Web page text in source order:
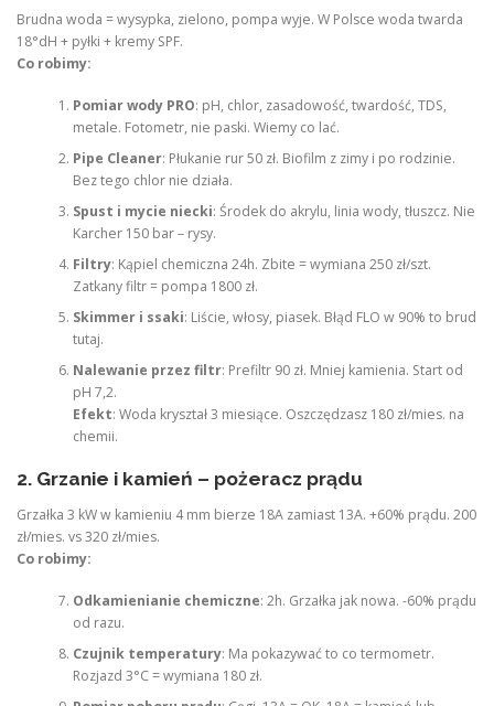
Brudna woda = wysypka, zielono, pompa wyje. W Polsce woda twarda
18°dH + pyłki + kremy SPF.
Co robimy:
Pomiar wody PRO: pH, chlor, zasadowość, twardość, TDS,
metale. Fotometr, nie paski. Wiemy co lać.
Pipe Cleaner: Płukanie rur 50 zł. Biofilm z zimy i po rodzinie.
Bez tego chlor nie działa.
Spust i mycie niecki: Środek do akrylu, linia wody, tłuszcz. Nie
Karcher 150 bar – rysy.
Filtry: Kąpiel chemiczna 24h. Zbite = wymiana 250 zł/szt.
Zatkany filtr = pompa 1800 zł.
Skimmer i ssaki: Liście, włosy, piasek. Błąd FLO w 90% to brud
tutaj.
Nalewanie przez filtr: Prefiltr 90 zł. Mniej kamienia. Start od
pH 7,2.
Efekt: Woda kryształ 3 miesiące. Oszczędzasz 180 zł/mies. na
chemii.
2. Grzanie i kamień – pożeracz prądu
Grzałka 3 kW w kamieniu 4 mm bierze 18A zamiast 13A. +60% prądu. 200
zł/mies. vs 320 zł/mies.
Co robimy:
Odkamienianie chemiczne: 2h. Grzałka jak nowa. -60% prądu
od razu.
Czujnik temperatury: Ma pokazywać to co termometr.
Rozjazd 3°C = wymiana 180 zł.